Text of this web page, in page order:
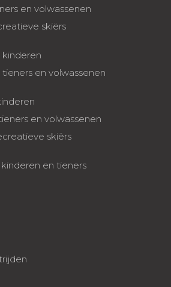
en volwassenen
skiërs
en volwassenen
en volwassenen
skiërs
en tieners